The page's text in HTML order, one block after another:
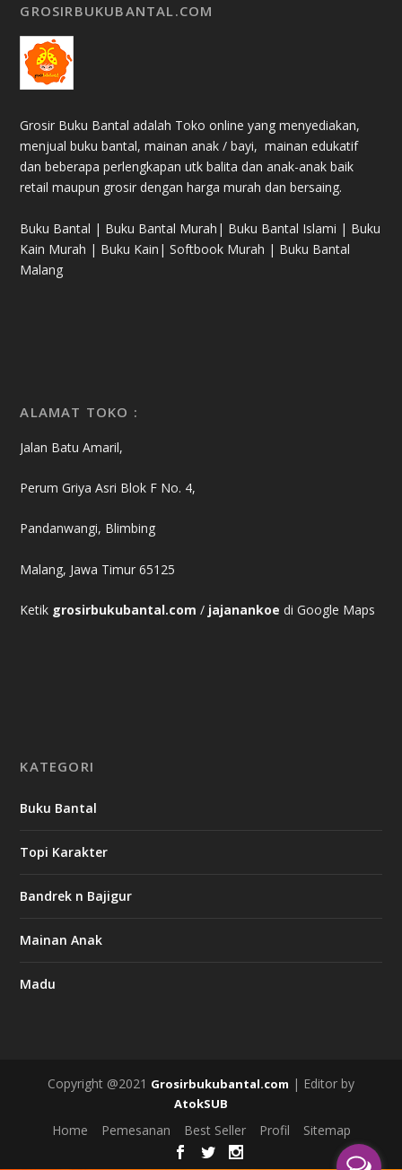
GROSIRBUKUBANTAL.COM
Grosir Buku Bantal adalah Toko online yang menyediakan,
menjual buku bantal, mainan anak / bayi, mainan edukatif
dan beberapa perlengkapan utk balita dan anak-anak baik
retail maupun grosir dengan harga murah dan bersaing.
Buku Bantal | Buku Bantal Murah| Buku Bantal Islami | Buku
Kain Murah | Buku Kain| Softbook Murah | Buku Bantal
Malang
ALAMAT TOKO :
Jalan Batu Amaril,
Perum Griya Asri Blok F No. 4,
Pandanwangi, Blimbing
Malang, Jawa Timur 65125
Ketik grosirbukubantal.com / jajanankoe di Google Maps
KATEGORI
Buku Bantal
Topi Karakter
Bandrek n Bajigur
Mainan Anak
Madu
Copyright @2021 Grosirbukubantal.com | Editor by
AtokSUB
Home Pemesanan Best Seller Profil Sitemap